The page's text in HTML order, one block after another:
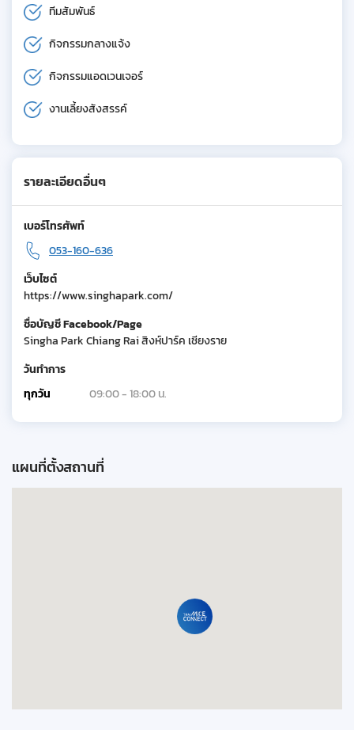
ทีมสัมพันธ์
กิจกรรมกลางแจ้ง
กิจกรรมแอดเวนเจอร์
งานเลี้ยงสังสรรค์
รายละเอียดอื่นๆ
เบอร์โทรศัพท์
053-160-636
เว็บไซต์
https://www.singhapark.com/
ชื่อบัญชี Facebook/Page
Singha Park Chiang Rai สิงห์ปาร์ค เชียงราย
วันทำการ
ทุกวัน
09:00 - 18:00 น.
แผนที่ตั้งสถานที่